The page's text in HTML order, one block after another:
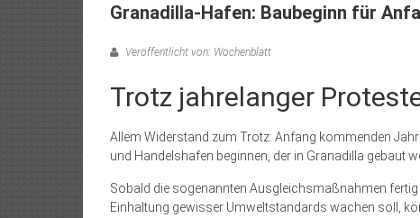
Granadilla-Hafen: Baubeginn für
Veröffentlicht von: Wochenblatt
Trotz jahrelanger
Allem Widerstand zum Trotz: Anfang kommenden
und Handelshafen beginnen, der in Granadilla gebaut
Sobald die sogenannten Ausgleichsmaßnahmen
Einhaltung gewisser Umweltstandards wachen soll,